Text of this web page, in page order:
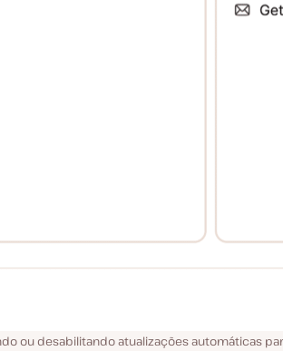
ou desabilitando atualizações automáticas